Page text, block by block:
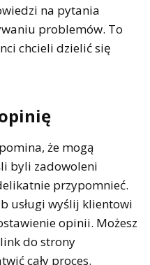
na pytania
problemów. To
chcieli dzielić się
że mogą
byli zadowoleni
przypomnieć.
usługi wyślij klientowi
opinii. Możesz
do strony
cały proces.